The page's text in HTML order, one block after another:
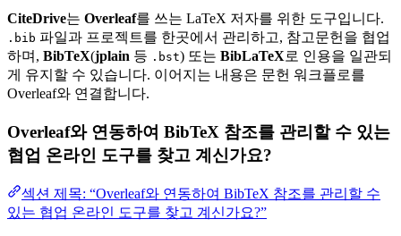
CiteDrive는 Overleaf를 쓰는 LaTeX 저자를 위한 도구입니다.
.bib 파일과 프로젝트를 한곳에서 관리하고, 참고문헌을 협업
하며, BibTeX(jplain 등 .bst) 또는 BibLaTeX로 인용을 일관되
게 유지할 수 있습니다. 이어지는 내용은 문헌 워크플로를
Overleaf와 연결합니다.
Overleaf와 연동하여 BibTeX 참조를 관리할 수 있는
협업 온라인 도구를 찾고 계신가요?
섹션 제목: “Overleaf와 연동하여 BibTeX 참조를 관리할 수
있는 협업 온라인 도구를 찾고 계신가요?”